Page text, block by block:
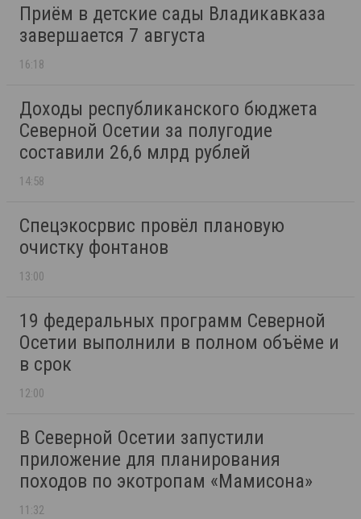
Приём в детские сады Владикавказа
завершается 7 августа
16:18
Доходы республиканского бюджета
Северной Осетии за полугодие
составили 26,6 млрд рублей
14:58
Спецэкосрвис провёл плановую
очистку фонтанов
13:00
19 федеральных программ Северной
Осетии выполнили в полном объёме и
в срок
12:00
В Северной Осетии запустили
приложение для планирования
походов по экотропам «Мамисона»
11:32